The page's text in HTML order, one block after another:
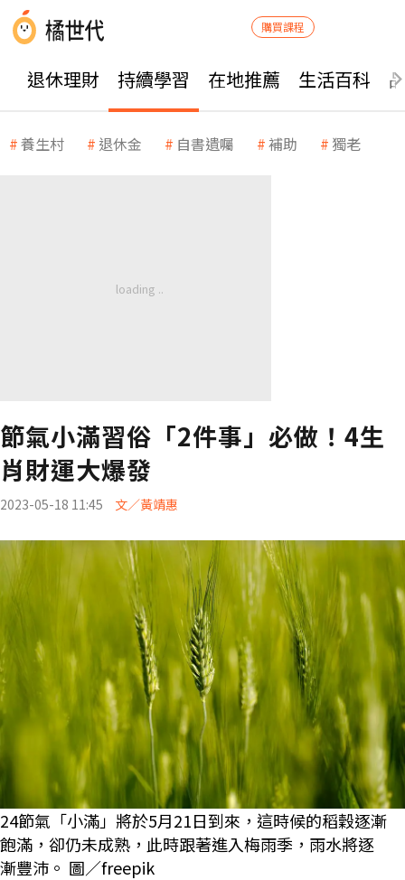
購買課程
退休理財 持續學習 在地推薦 生活百科
養生村 退休金 自書遺囑 補助 獨老
節氣小滿習俗「2件事」必做！4生
肖財運大爆發
2023-05-18 11:45 文／黃靖惠
24節氣「小滿」將於5月21日到來，這時候的稻穀逐漸
飽滿，卻仍未成熟，此時跟著進入梅雨季，雨水將逐
漸豐沛。 圖／freepik